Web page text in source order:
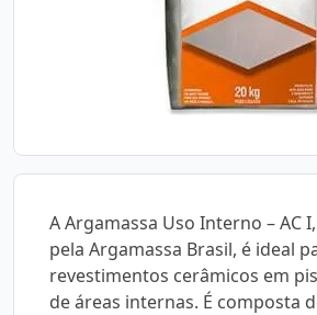
A Argamassa Uso Interno – AC
pela Argamassa Brasil, é ideal
revestimentos cerâmicos em
de áreas internas. É composta